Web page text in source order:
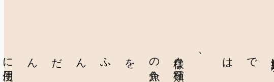
では、
様々な
種類
の
魚介
をふんだんに
使用
した
海鮮丼